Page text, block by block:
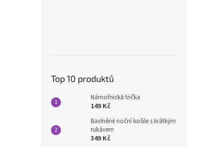
Top 10 produktů
Námořnická trička
149 Kč
Bavlněné noční košile s krátkým
rukávem
349 Kč